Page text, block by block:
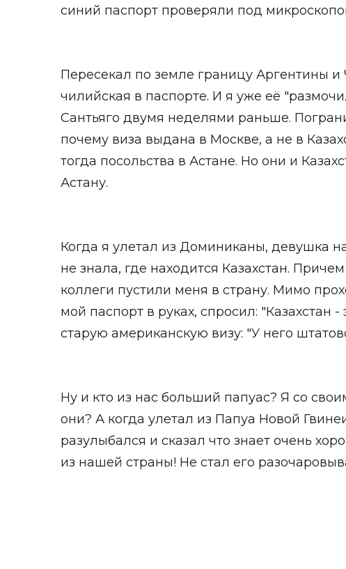
синий паспорт проверяли под
Пересекал по земле границу Аргентины и
чилийская в паспорте. И я уже её
Сантьяго двумя неделями раньше.
почему виза выдана в Москве, а не в
тогда посольства в Астане. Но они и
Астану.
Когда я улетал из Доминиканы, девушка
не знала, где находится Казахстан.
коллеги пустили меня в страну. Мимо
мой паспорт в руках, спросил:
старую американскую визу: "У него
Ну и кто из нас больший папуас? Я со
они? А когда улетал из Папуа Новой
разулыбался и сказал что знает очень
из нашей страны! Не стал его